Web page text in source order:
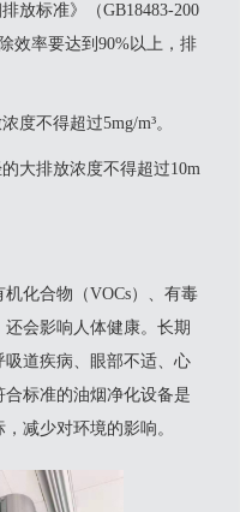
放标准》（GB18483-200
效率要达到90%以上，排
度不得超过5mg/m³。
大排放浓度不得超过10m
化合物（VOCs）、有毒
会影响人体健康。长期
道疾病、眼部不适、心
标准的油烟净化设备是
减少对环境的影响。